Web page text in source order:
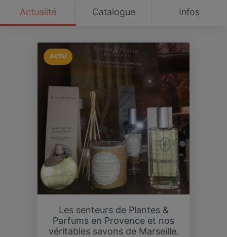
Actualité Catalogue Infos
ACTU
Les senteurs de Plantes &
Parfums en Provence et nos
véritables savons de Marseille.